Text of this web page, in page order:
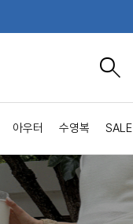
아우터 수영복 SALE